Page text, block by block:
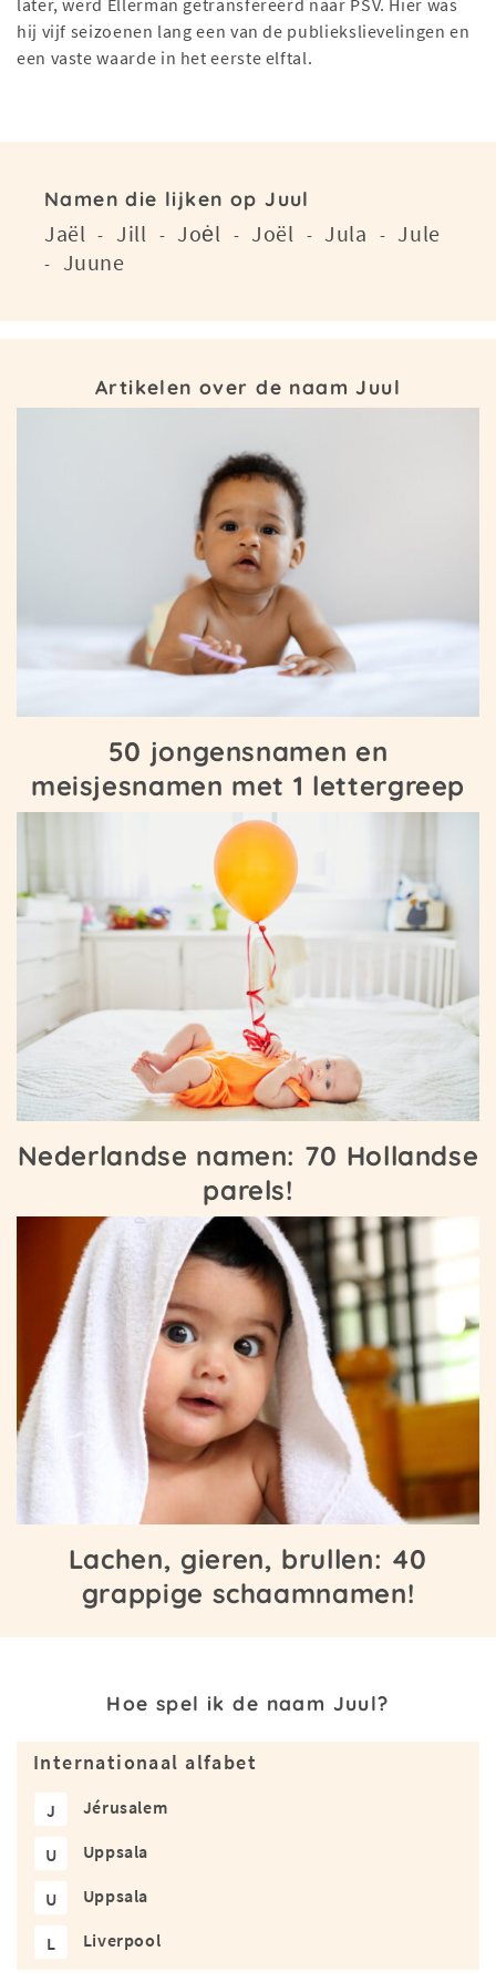
later, werd Ellerman getransfereerd naar PSV. Hier was
hij vijf seizoenen lang een van de publiekslievelingen en
een vaste waarde in het eerste elftal.
Namen die lijken op Juul
Jaël - Jill - Joėl - Joël - Jula - Jule
- Juune
Artikelen over de naam Juul
50 jongensnamen en
meisjesnamen met 1 lettergreep
Nederlandse namen: 70 Hollandse
parels!
Lachen, gieren, brullen: 40
grappige schaamnamen!
Hoe spel ik de naam Juul?
Internationaal alfabet
J Jérusalem
U Uppsala
U Uppsala
L Liverpool